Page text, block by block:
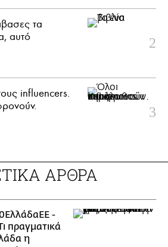
τα
αυτό
influencers.
ΑΡΘΡΑ
-
πραγματικά
η